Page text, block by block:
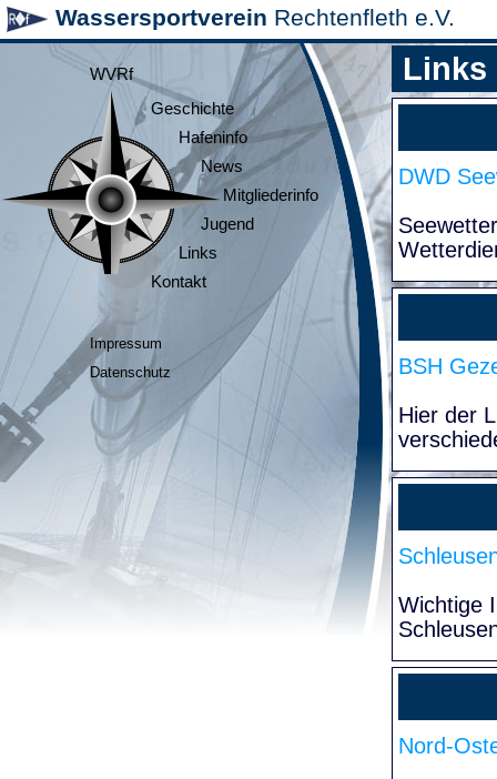
Wassersportverein Rechtenfleth e.V.
WVRf
Geschichte
Hafeninfo
News
Mitgliederinfo
Jugend
Links
Kontakt
Impressum
Datenschutz
Links
DWD
BSH
Hier der
Wichtige
Nord-